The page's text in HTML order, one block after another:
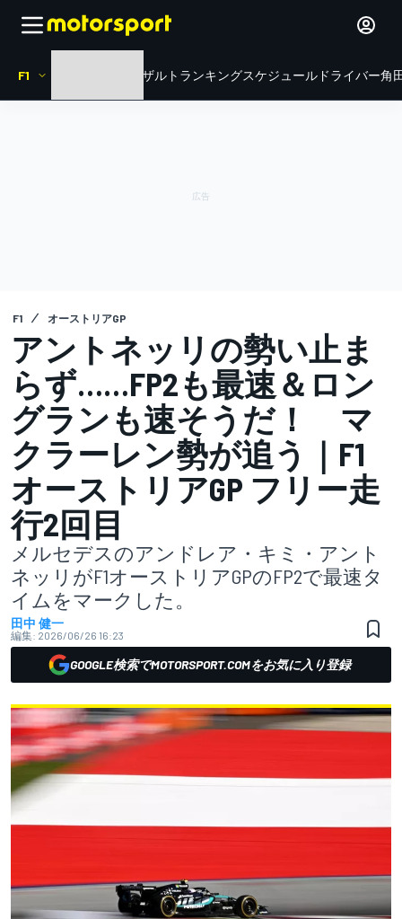
F1 リザルト ランキングスケジュール ドライバー角
F1 オーストリアGP
アントネッリの勢い止ま
らず……FP2も最速＆ロン
グランも速そうだ！ マ
クラーレン勢が追う｜F1
オーストリアGP フリー走
行2回目
メルセデスのアンドレア・キミ・アント
ネッリがF1オーストリアGPのFP2で最速タ
イムをマークした。
田中 健一
編集: 2026/06/26 16:23
GOOGLE検索でMOTORSPORT.COMをお気に入り登録